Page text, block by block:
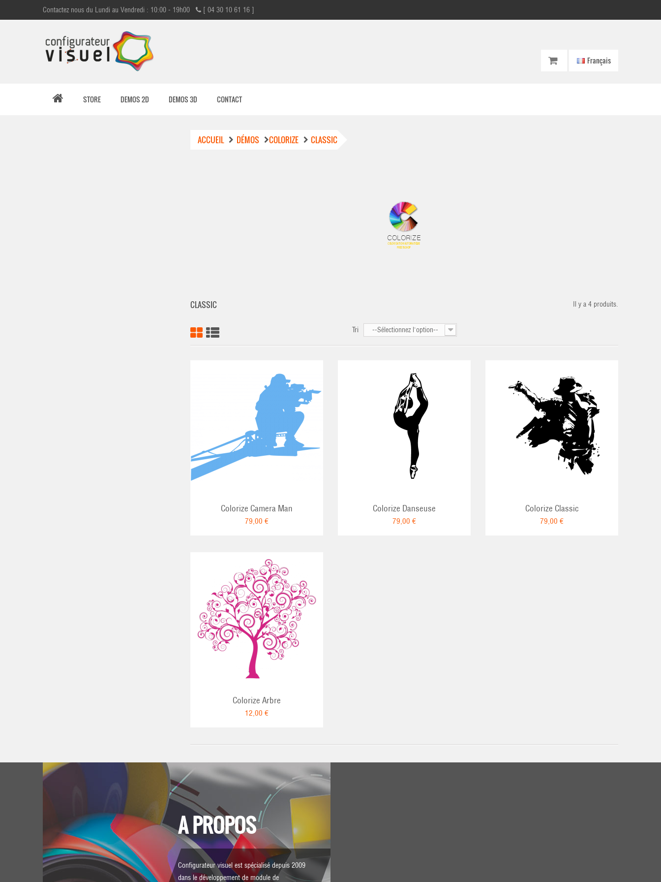
Contactez nous du Lundi au Vendredi : 10:00 - 19h00 [ 04 30 10 61 16 ]
Français
STORE DEMOS 2D DEMOS 3D CONTACT
ACCUEIL DÉMOS COLORIZE CLASSIC
CLASSIC Il y a 4 produits.
Tri --Sélectionnez l'option--
Colorize Camera Man
79,00 €
Colorize Danseuse
79,00 €
Colorize Classic
79,00 €
Colorize Arbre
12,00 €
A PROPOS
Configurateur visuel est spécialisé depuis 2009
dans le développement de module de